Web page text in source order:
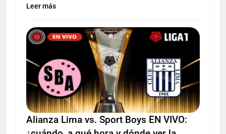
Leer más
Alianza Lima vs. Sport Boys EN VIVO: